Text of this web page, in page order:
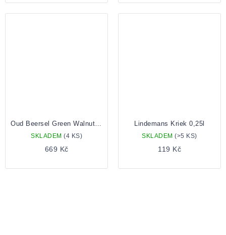
SKLADEM (4 KS)
669 Kč
Lindemans Kriek 0,25l
SKLADEM(>5 KS)
119 Kč